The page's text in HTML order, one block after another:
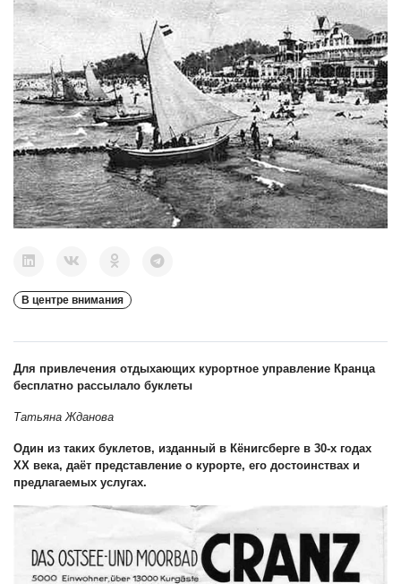
В центре внимания
Для привлечения отдыхающих курортное управление Кранца
бесплатно рассылало буклеты
Татьяна Жданова
Один из таких буклетов, изданный в Кёнигсберге в 30-х годах
XX века, даёт представление о курорте, его достоинствах и
предлагаемых услугах.